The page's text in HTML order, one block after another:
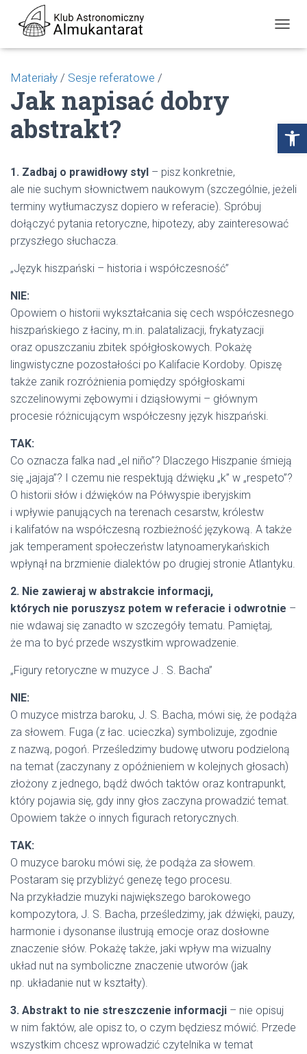
Open toolbar
R
N
G
A
J
Materiały / Sesje referatowe /
Jak napisać dobry
abstrakt?
1. Zadbaj o prawidłowy styl – pisz konkretnie,
ale nie suchym słownictwem naukowym (szczególnie, jeżeli
terminy wytłumaczysz dopiero w referacie). Spróbuj
dołączyć pytania retoryczne, hipotezy, aby zainteresować
przyszłego słuchacza.
„Język hiszpański – historia i współczesność”
NIE:
Opowiem o historii wykształcania się cech współczesnego
hiszpańskiego z łaciny, m.in. palatalizacji, frykatyzacji
oraz opuszczaniu zbitek spółgłoskowych. Pokażę
lingwistyczne pozostałości po Kalifacie Kordoby. Opiszę
także zanik rozróżnienia pomiędzy spółgłoskami
szczelinowymi zębowymi i dziąsłowymi – głównym
procesie różnicującym współczesny język hiszpański.
TAK:
Co oznacza falka nad „el niño”? Dlaczego Hiszpanie śmieją
się „jajaja”? I czemu nie respektują dźwięku „k” w „respeto”?
O historii słów i dźwięków na Półwyspie iberyjskim
i wpływie panujących na terenach cesarstw, królestw
i kalifatów na współczesną rozbieżność językową. A także
jak temperament społeczeństw latynoamerykańskich
wpłynął na brzmienie dialektów po drugiej stronie Atlantyku.
2. Nie zawieraj w abstrakcie informacji,
których nie poruszysz potem w referacie i odwrotnie –
nie wdawaj się zanadto w szczegóły tematu. Pamiętaj,
że ma to być przede wszystkim wprowadzenie.
„Figury retoryczne w muzyce J . S. Bacha”
NIE:
O muzyce mistrza baroku, J. S. Bacha, mówi się, że podąża
za słowem. Fuga (z łac. ucieczka) symbolizuje, zgodnie
z nazwą, pogoń. Prześledzimy budowę utworu podzieloną
na temat (zaczynany z opóźnieniem w kolejnych głosach)
złożony z jednego, bądź dwóch taktów oraz kontrapunkt,
który pojawia się, gdy inny głos zaczyna prowadzić temat.
Opowiem także o innych figurach retorycznych.
TAK:
O muzyce baroku mówi się, że podąża za słowem.
Postaram się przybliżyć genezę tego procesu.
Na przykładzie muzyki największego barokowego
kompozytora, J. S. Bacha, prześledzimy, jak dźwięki, pauzy,
harmonie i dysonanse ilustrują emocje oraz dosłowne
znaczenie słów. Pokażę także, jaki wpływ ma wizualny
układ nut na symboliczne znaczenie utworów (jak
np. układanie nut w kształty).
3. Abstrakt to nie streszczenie informacji – nie opisuj
w nim faktów, ale opisz to, o czym będziesz mówić. Przede
wszystkim chcesz wprowadzić czytelnika w temat